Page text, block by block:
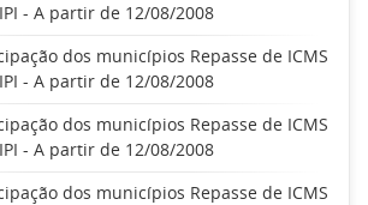
- A partir de 12/08/2008
dos municípios Repasse de ICMS
- A partir de 12/08/2008
dos municípios Repasse de ICMS
- A partir de 12/08/2008
dos municípios Repasse de ICMS